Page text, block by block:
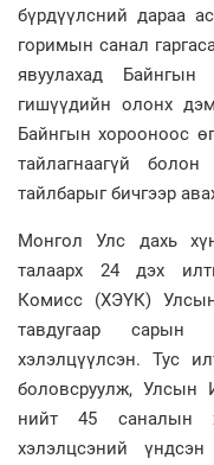
бүрдүүлсний дараа
горимын санал
явуулахад
гишүүдийн олонх
Байнгын хорооноос
тайлагнаагүй болон
тайлбарыг бичгээр
Монгол Улс дахь
талаарх 24 дэх
Комисс (ХЭҮК)
тавдугаар сарын
хэлэлцүүлсэн. Тус
боловсруулж, Улсын
нийт 45 саналын
хэлэлцсэний